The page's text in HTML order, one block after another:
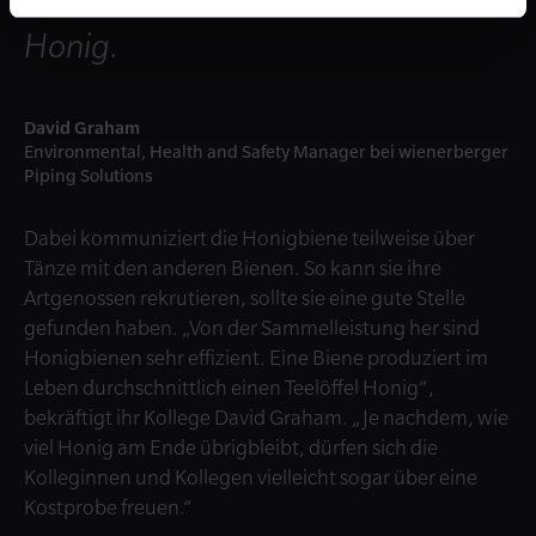
Honig.
David Graham
Environmental, Health and Safety Manager bei wienerberger
Piping Solutions
Dabei kommuniziert die Honigbiene teilweise über
Tänze mit den anderen Bienen. So kann sie ihre
Artgenossen rekrutieren, sollte sie eine gute Stelle
gefunden haben. „Von der Sammelleistung her sind
Honigbienen sehr effizient. Eine Biene produziert im
Leben durchschnittlich einen Teelöffel Honig“,
bekräftigt ihr Kollege David Graham. „Je nachdem, wie
viel Honig am Ende übrigbleibt, dürfen sich die
Kolleginnen und Kollegen vielleicht sogar über eine
Kostprobe freuen.“